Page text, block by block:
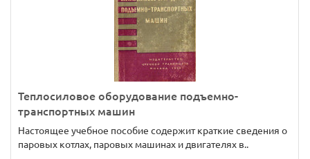
Теплосиловое оборудование подъемно-
транспортных машин
Настоящее учебное пособие содержит краткие сведения о
паровых котлах, паровых машинах и двигателях в..